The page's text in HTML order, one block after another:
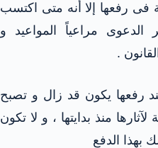
رفعها إلا أنه متى اكتسب
الدعوى مراعياً المواعيد و
.
رفعها يكون قد زال و تصبح
منذ بدايتها ، و لا تكون
بهذا الدفع